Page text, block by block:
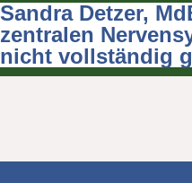
Sandra Detzer,
zentralen
nicht vollständig